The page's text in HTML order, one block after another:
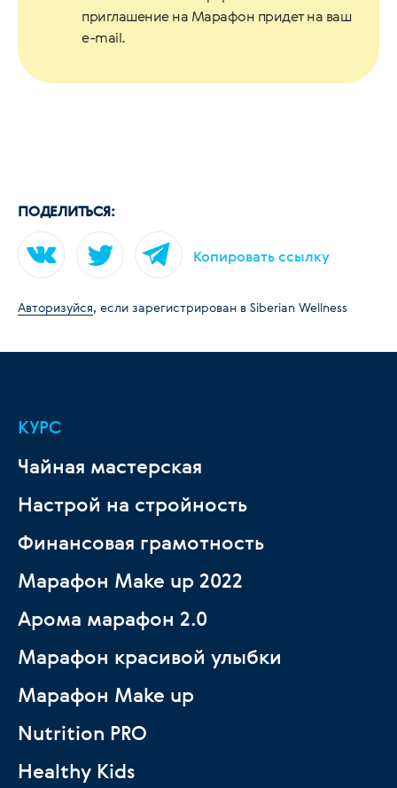
приглашение на Марафон придет на ваш
e-mail.
ПОДЕЛИТЬСЯ:
Копировать ссылку
Авторизуйся, если зарегистрирован в Siberian Wellness
КУРС
Чайная мастерская
Настрой на стройность
Финансовая грамотность
Марафон Make up 2022
Арома марафон 2.0
Марафон красивой улыбки
Марафон Make up
Nutrition PRO
Healthy Kids